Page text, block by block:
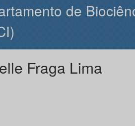
de
Fraga Lima